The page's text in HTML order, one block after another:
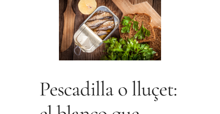
Pescadilla o lluçet: